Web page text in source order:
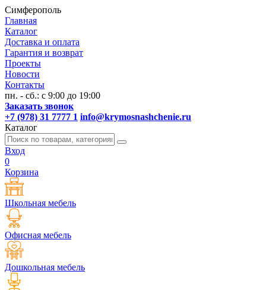
Симферополь
Главная
Каталог
Доставка и оплата
Гарантия и возврат
Проекты
Новости
Контакты
пн. - сб.: с 9:00 до 19:00
Заказать звонок
+7 (978) 31 7777 1 info@krymosnashchenie.ru
Каталог
Вход
0
Корзина
Школьная мебель
Офисная мебель
Дошкольная мебель